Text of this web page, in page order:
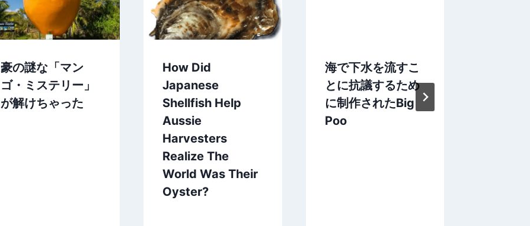
豪の謎な「マン
ゴ・ミステリー」
が解けちゃった
How Did
Japanese
Shellfish Help
Aussie
Harvesters
Realize The
World Was Their
Oyster?
海で下水を流すこ
とに抗議するため
に制作されたBig
Poo